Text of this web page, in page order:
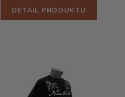
DETAIL PRODUKTU